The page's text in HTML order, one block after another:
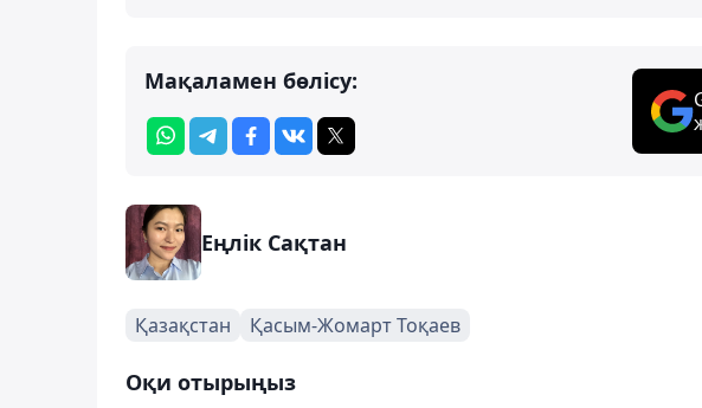
Мақаламен бөлісу:
Еңлік Сақтан
Қазақстан Қасым-Жомарт Тоқаев
Оқи отырыңыз